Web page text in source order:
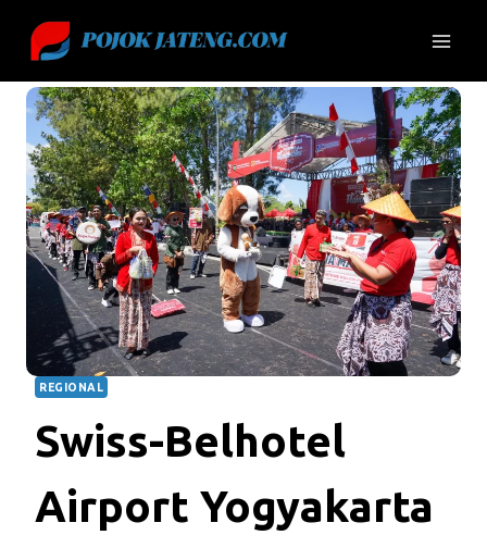
content
REGIONAL
Swiss-Belhotel
Airport Yogyakarta